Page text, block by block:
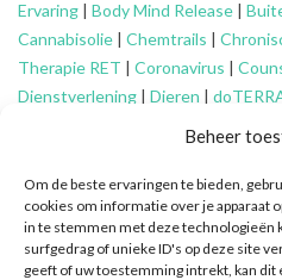
Beheer
Om de beste ervaringen te bieden,
cookies om informatie over je apparaat
in te stemmen met deze technologieën
surfgedrag of unieke ID's op deze site
geeft of uw toestemming intrekt, kan dit
Ervaring | Body Mind Release |
Cannabisolie | Chemtrails |
Therapie RET | Coronavirus |
Dienstverlening | Dieren |
Financieel advies ouderen|
Fytotherapie|Gameverslaving|
genootschappen|Geluk|
Graancirkels|Grenzen aangeven|